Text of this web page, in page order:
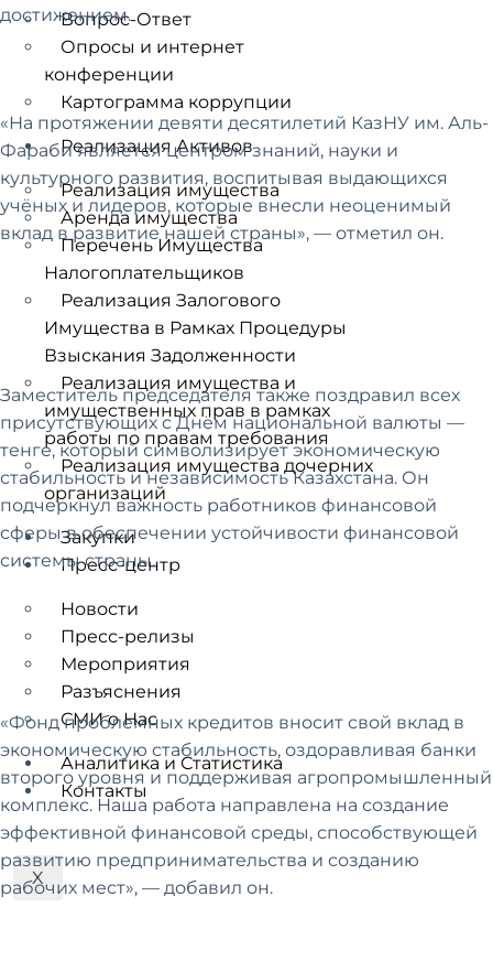
Вопрос-Ответ
Опросы и интернет
конференции
Картограмма коррупции
Реализация Активов
Реализация имущества
Аренда имущества
Перечень Имущества
Налогоплательщиков
Реализация Залогового
Имущества в Рамках Процедуры
Взыскания Задолженности
Реализация имущества и
имущественных прав в рамках
работы по правам требования
Реализация имущества дочерних
организаций
Закупки
Пресс-центр
Новости
Пресс-релизы
Мероприятия
Разъяснения
СМИ о Нас
Аналитика и Статистика
Контакты
X
достижением.
«На протяжении девяти десятилетий КазНУ им. Аль-
Фараби является центром знаний, науки и
культурного развития, воспитывая выдающихся
учёных и лидеров, которые внесли неоценимый
вклад в развитие нашей страны», — отметил он.
Заместитель председателя также поздравил всех
присутствующих с Днём национальной валюты —
тенге, который символизирует экономическую
стабильность и независимость Казахстана. Он
подчеркнул важность работников финансовой
сферы в обеспечении устойчивости финансовой
системы страны.
«Фонд проблемных кредитов вносит свой вклад в
экономическую стабильность, оздоравливая банки
второго уровня и поддерживая агропромышленный
комплекс. Наша работа направлена на создание
эффективной финансовой среды, способствующей
развитию предпринимательства и созданию
рабочих мест», — добавил он.